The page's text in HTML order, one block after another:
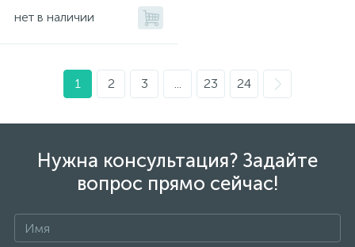
нет в наличии
1 2 3 ... 23 24
Нужна консультация? Задайте
вопрос прямо сейчас!